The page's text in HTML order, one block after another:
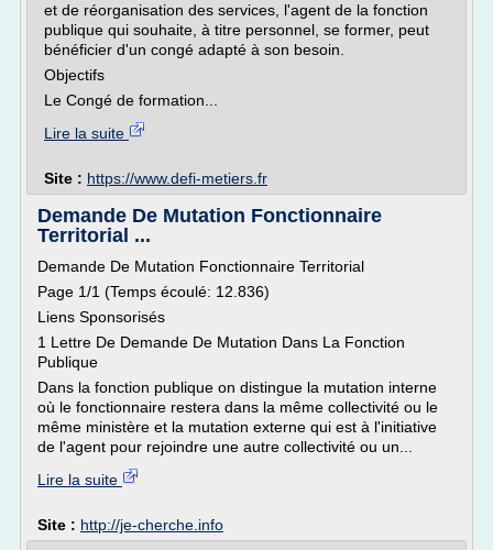
et de réorganisation des services, l'agent de la fonction
publique qui souhaite, à titre personnel, se former, peut
bénéficier d'un congé adapté à son besoin.
Objectifs
Le Congé de formation...
Lire la suite
Site : https://www.defi-metiers.fr
Demande De Mutation Fonctionnaire
Territorial ...
Demande De Mutation Fonctionnaire Territorial
Page 1/1 (Temps écoulé: 12.836)
Liens Sponsorisés
1 Lettre De Demande De Mutation Dans La Fonction
Publique
Dans la fonction publique on distingue la mutation interne
où le fonctionnaire restera dans la même collectivité ou le
même ministère et la mutation externe qui est à l'initiative
de l'agent pour rejoindre une autre collectivité ou un...
Lire la suite
Site : http://je-cherche.info